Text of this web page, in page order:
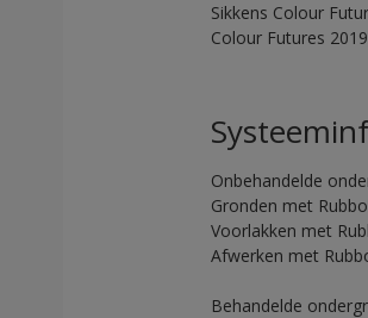
Sikkens Colour
Colour Futures
Onbehandelde
Gronden met
Voorlakken met
Afwerken met
Behandelde